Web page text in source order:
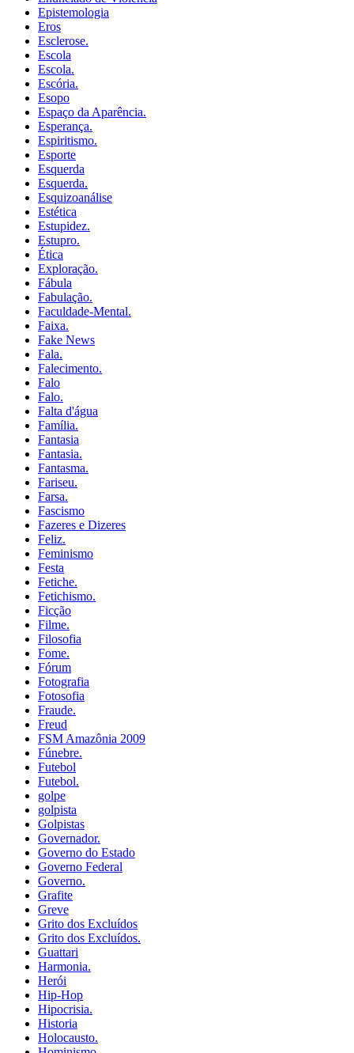
Epistemologia
Eros
Esclerose.
Escola
Escola.
Escória.
Esopo
Espaço da Aparência.
Esperança.
Espiritismo.
Esporte
Esquerda
Esquerda.
Esquizoanálise
Estética
Estupidez.
Estupro.
Ética
Exploração.
Fábula
Fabulação.
Faculdade-Mental.
Faixa.
Fake News
Fala.
Falecimento.
Falo
Falo.
Falta d'água
Família.
Fantasia
Fantasia.
Fantasma.
Fariseu.
Farsa.
Fascismo
Fazeres e Dizeres
Feliz.
Feminismo
Festa
Fetiche.
Fetichismo.
Ficção
Filme.
Filosofia
Fome.
Fórum
Fotografia
Fotosofia
Fraude.
Freud
FSM Amazônia 2009
Fúnebre.
Futebol
Futebol.
golpe
golpista
Golpistas
Governador.
Governo do Estado
Governo Federal
Governo.
Grafite
Greve
Grito dos Excluídos
Grito dos Excluídos.
Guattari
Harmonia.
Herói
Hip-Hop
Hipocrisia.
Historia
Holocausto.